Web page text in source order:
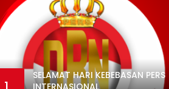
SELAMAT HARI KEBEBASAN PERS